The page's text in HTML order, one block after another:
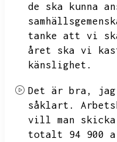
de ska kunna
tanke att vi
året ska vi
känslighet.
Det är bra,
såklart.
vill man skicka
totalt 94 900